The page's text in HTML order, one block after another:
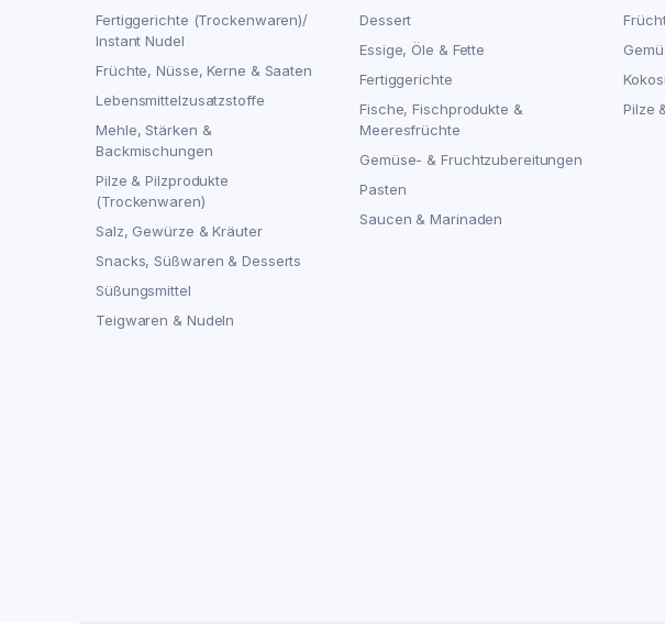
Fertiggerichte (Trockenwaren)/
Instant Nudel
Früchte, Nüsse, Kerne & Saaten
Lebensmittelzusatzstoffe
Mehle, Stärken &
Backmischungen
Pilze & Pilzprodukte
(Trockenwaren)
Salz, Gewürze & Kräuter
Snacks, Süßwaren & Desserts
Süßungsmittel
Teigwaren & Nudeln
Dessert
Essige, Öle & Fette
Fertiggerichte
Fische, Fischprodukte &
Meeresfrüchte
Gemüse- & Fruchtzubereitungen
Pasten
Saucen & Marinaden
Pilze